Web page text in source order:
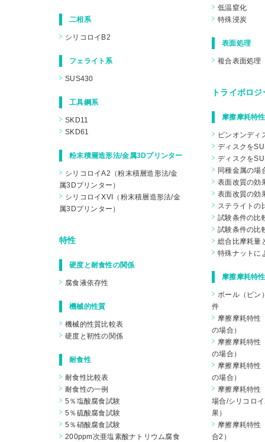
二相系
シリコロイB2
フェライト系
SUS430
工具鋼系
SKD11
SKD61
粉末積層造形法/金属3Dプリンター
シリコロイA2（粉末積層造形法/金
属3Dプリンター）
シリコロイXVI（粉末積層造形法/金
属3Dプリンター）
特性
硬度と耐食性の関係
腐食液依存性
機械的性質
機械的性質比較表
硬度と靭性の関係
耐食性
耐食性比較表
耐食性の一例
5％塩酸腐食試験
5％硫酸腐食試験
5％硝酸腐食試験
200ppm次亜塩素酸ナトリウム腐食
低温窒化
特殊浸炭
表面処理
複合表面処理
トライボロジ
摩擦摩耗特
ピンオンディ
ディスクを
ディスクを
同種金属の場
表面改質の効
表面改質の効
ステライトの
試験条件の比
試験条件の比
総合比摩耗量
特殊ナットに
摩擦摩耗特
ボール（ピン
件
摩擦摩耗特性
の場合）
摩擦摩耗特性
の場合）
摩擦摩耗特性
の場合）
摩擦摩耗特性
場合/シリコロ
果）
摩擦摩耗特性
合2）